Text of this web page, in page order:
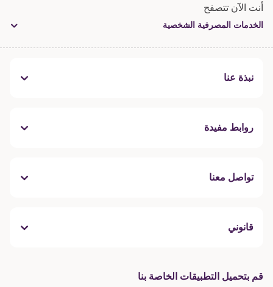
أنت الآن تتصفح
الخدمات المصرفية الشخصية
نبذة عنا
روابط مفيدة
تواصل معنا
قانوني
قم بتحميل التطبيقات الخاصة بنا